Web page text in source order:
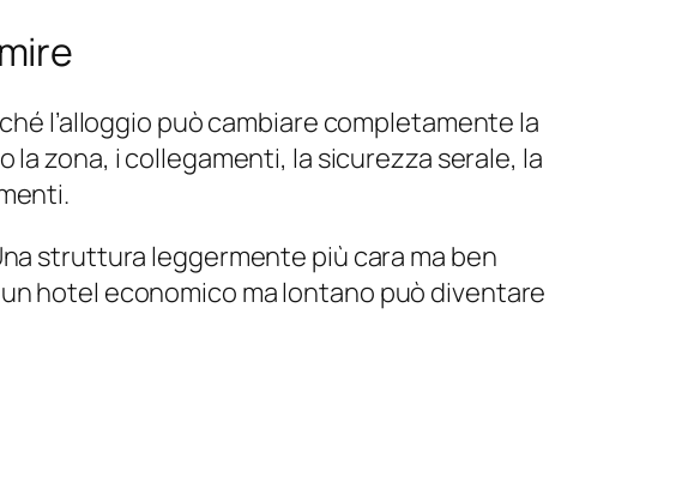
l’alloggio può cambiare completamente la
zona, i collegamenti, la sicurezza serale, la
struttura leggermente più cara ma ben
hotel economico ma lontano può diventare